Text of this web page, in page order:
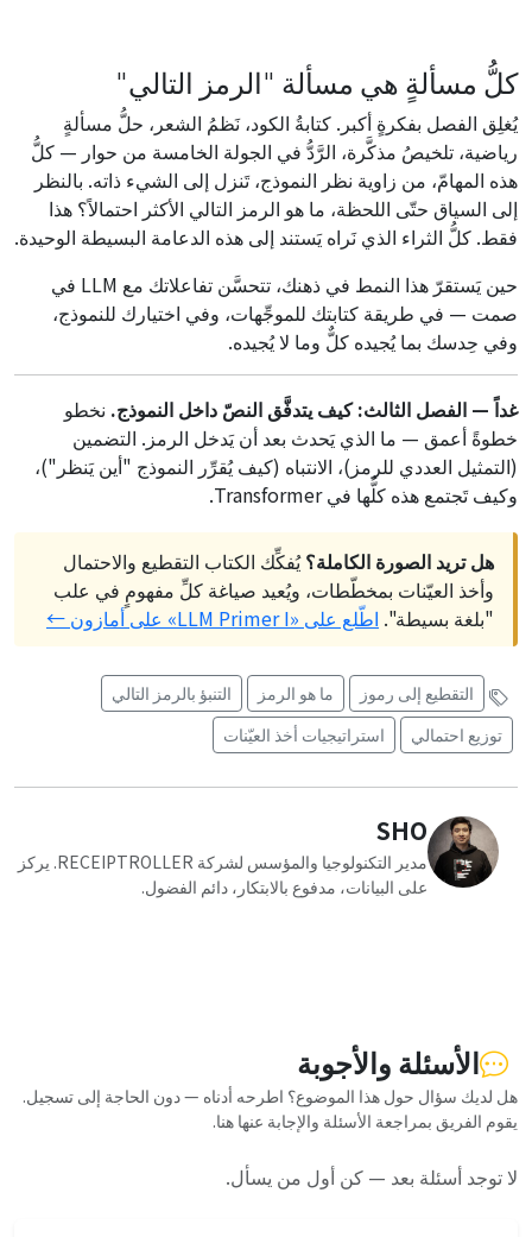
كلُّ مسألةٍ هي مسألة "الرمز التالي"
يُغلِق الفصل بفكرةٍ أكبر. كتابةُ الكود، نَظمُ الشعر، حلُّ مسألةٍ
رياضية، تلخيصُ مذكَّرة، الرَّدُّ في الجولة الخامسة من حوار — كلُّ
هذه المهامّ، من زاوية نظر النموذج، تَنزل إلى الشيء ذاته. بالنظر
إلى السياق حتّى اللحظة، ما هو الرمز التالي الأكثر احتمالاً؟ هذا
فقط. كلُّ الثراء الذي نَراه يَستند إلى هذه الدعامة البسيطة الوحيدة.
حين يَستقرّ هذا النمط في ذهنك، تتحسَّن تفاعلاتك مع LLM في
صمت — في طريقة كتابتك للموجِّهات، وفي اختيارك للنموذج،
وفي حِدسك بما يُجيده كلٌّ وما لا يُجيده.
غداً — الفصل الثالث: كيف يتدفَّق النصّ داخل النموذج. نخطو
خطوةً أعمق — ما الذي يَحدث بعد أن يَدخل الرمز. التضمين
(التمثيل العددي للرمز)، الانتباه (كيف يُقرِّر النموذج "أين يَنظر")،
وكيف تَجتمع هذه كلُّها في Transformer.
هل تريد الصورة الكاملة؟يُفكِّك الكتاب التقطيع والاحتمال
وأخذ العيّنات بمخطّطات، ويُعيد صياغة كلِّ مفهومٍ في علب
"بلغة بسيطة". اطّلع على «LLM Primer I» على أمازون ←
التقطيع إلى رموز ما هو الرمز
التنبؤ بالرمز التالي
توزيع احتمالي
استراتيجيات أخذ العيّنات
SHO
مدير التكنولوجيا والمؤسس لشركة RECEIPTROLLER. يركز
على البيانات، مدفوع بالابتكار، دائم الفضول.
الأسئلة والأجوبة
هل لديك سؤال حول هذا الموضوع؟ اطرحه أدناه — دون الحاجة إلى تسجيل.
يقوم الفريق بمراجعة الأسئلة والإجابة عنها هنا.
لا توجد أسئلة بعد — كن أول من يسأل.